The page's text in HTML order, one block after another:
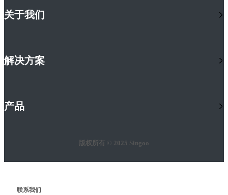
关于我们
解决方案
产品
版权所有 © 2025 Singoo
联系我们